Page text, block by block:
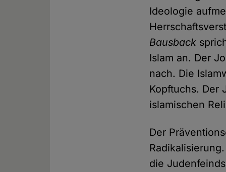
Ideologie
Bausback
Islam an. Der
nach. Die
Kopftuchs. Der
islamischen
Der
die